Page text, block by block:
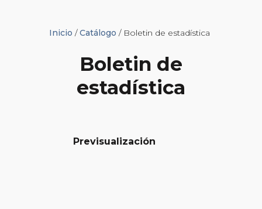
Inicio /Catálogo / Boletin de estadística
Boletin de
estadística
Previsualización